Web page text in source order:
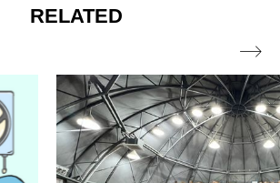
RELATED
